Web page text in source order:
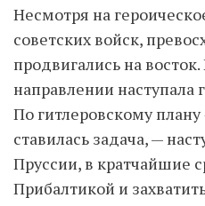
Несмотря на
советских войск,
продвигались на
направлении наступала
По гитлеровскому плану
ставилась задача, —
Пруссии, в кратчайшие
Прибалтикой и